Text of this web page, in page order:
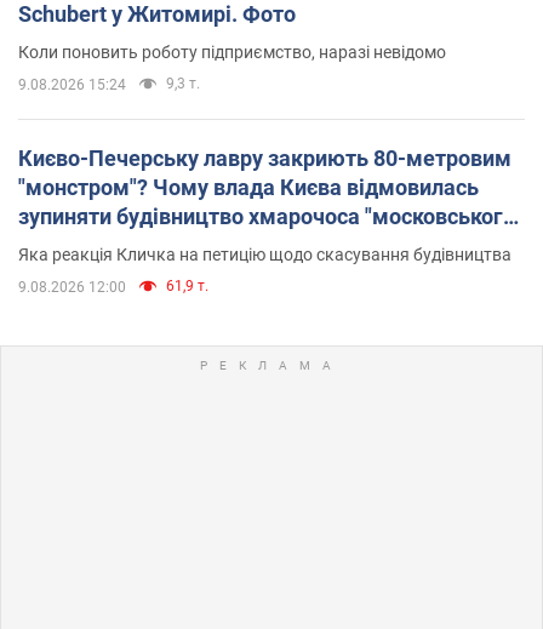
Schubert у Житомирі. Фото
Коли поновить роботу підприємство, наразі невідомо
9.08.2026 15:24 9,3 т.
Києво-Печерську лавру закриють 80-метровим
"монстром"? Чому влада Києва відмовилась
зупиняти будівництво хмарочоса "московського
вірянина"
Яка реакція Кличка на петицію щодо скасування будівництва
9.08.2026 12:00 61,9 т.